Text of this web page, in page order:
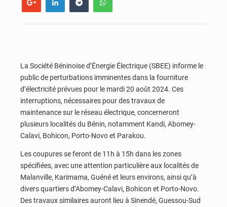
La Société Béninoise d’Énergie Électrique (SBEE) informe le
public de perturbations imminentes dans la fourniture
d’électricité prévues pour le mardi 20 août 2024. Ces
interruptions, nécessaires pour des travaux de
maintenance sur le réseau électrique, concerneront
plusieurs localités du Bénin, notamment Kandi, Abomey-
Calavi, Bohicon, Porto-Novo et Parakou.
Les coupures se feront de 11h à 15h dans les zones
spécifiées, avec une attention particulière aux localités de
Malanville, Karimama, Guéné et leurs environs, ainsi qu’à
divers quartiers d’Abomey-Calavi, Bohicon et Porto-Novo.
Des travaux similaires auront lieu à Sinendé, Guessou-Sud